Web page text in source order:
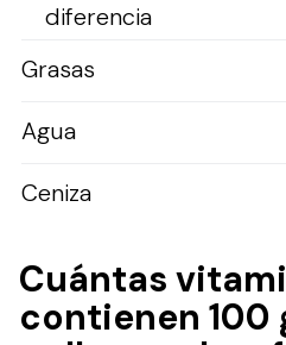
diferencia
Grasas
Agua
Ceniza
Cuántas
contienen 100